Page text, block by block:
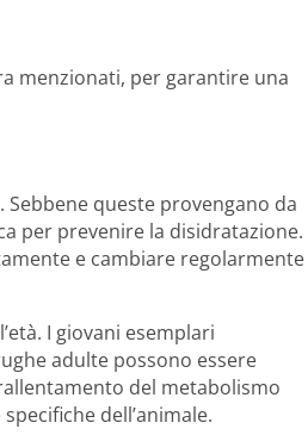
menzionati, per garantire una
queste provengano da
per prevenire la disidratazione.
e cambiare regolarmente
I giovani esemplari
adulte possono essere
del metabolismo
dell’animale.